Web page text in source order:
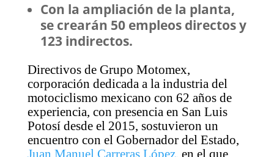
Con la ampliación de la planta,
se crearán 50 empleos directos y
123 indirectos.
Directivos de Grupo Motomex,
corporación dedicada a la industria del
motociclismo mexicano con 62 años de
experiencia, con presencia en San Luis
Potosí desde el 2015, sostuvieron un
encuentro con el Gobernador del Estado,